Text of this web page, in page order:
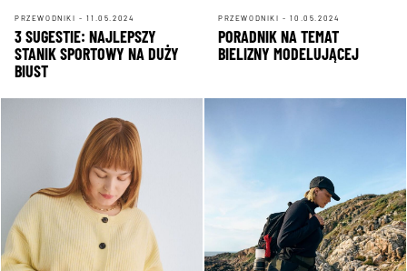
PRZEWODNIKI - 11.05.2024
3 SUGESTIE: NAJLEPSZY
STANIK SPORTOWY NA DUŻY
BIUST
PRZEWODNIKI - 10.05.2024
PORADNIK NA TEMAT
BIELIZNY MODELUJĄCEJ